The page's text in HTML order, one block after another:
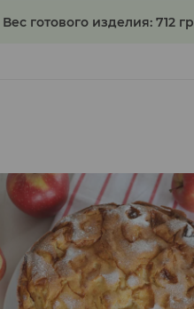
Вес готового изделия: 712 гр